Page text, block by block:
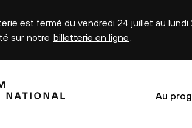
est fermé du vendredi 24 juillet au
sur notre billetterie en ligne
Au